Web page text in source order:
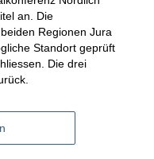
an. Die
Regionen Jura
Standort geprüft
Die drei